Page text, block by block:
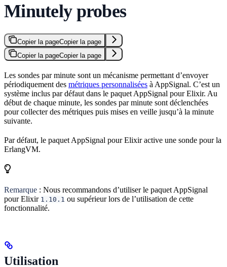
Minutely probes
Copier la pageCopier la page
Copier la pageCopier la page
Les sondes par minute sont un mécanisme permettant d’envoyer
périodiquement des métriques personnalisées à AppSignal. C’est un
système inclus par défaut dans le paquet AppSignal pour Elixir. Au
début de chaque minute, les sondes par minute sont déclenchées
pour collecter des métriques puis mises en veille jusqu’à la minute
suivante.
Par défaut, le paquet AppSignal pour Elixir active une sonde pour la
ErlangVM.
Remarque : Nous recommandons d’utiliser le paquet AppSignal
pour Elixir 1.10.1 ou supérieur lors de l’utilisation de cette
fonctionnalité.
Utilisation